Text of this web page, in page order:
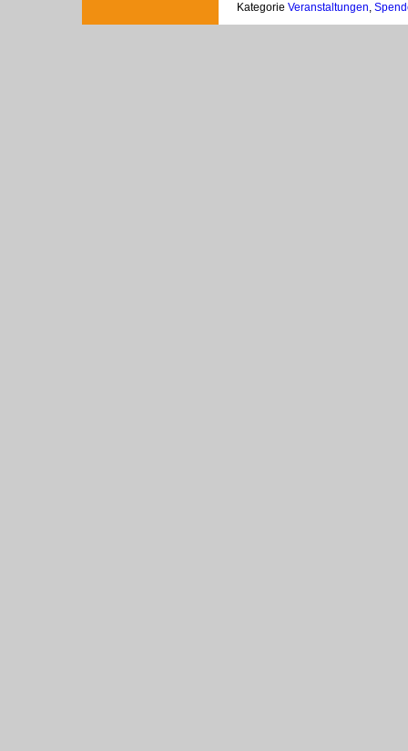
Kategorie Veranstaltungen,